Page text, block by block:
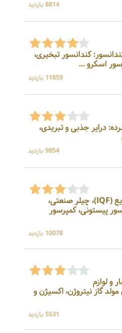
8814 بازدید
اواپراتور آلومینیومی، اواپراتور استیل، اواپراتور گالوانیزه 2- کندانسور: کندانسور تبخیری،
11859 بازدید
درایر جذبی و تبریدی،
9854 بازدید
سازنده تونل انجماد، آیس بانک، یخساز صنعتی، پیش‌سرد کن، تونل انجماد سریع (IQF)، چیلر صنعتی،
پیستونی، کمپرسور
10078 بازدید
و لوازم
گاز نیتروژن، اکسیژن و
5531 بازدید